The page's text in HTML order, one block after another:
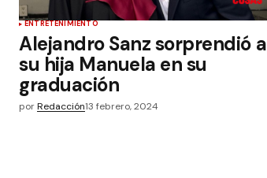
ENTRETENIMIENTO
Alejandro Sanz sorprendió a
su hija Manuela en su
graduación
porRedacción13 febrero, 2024